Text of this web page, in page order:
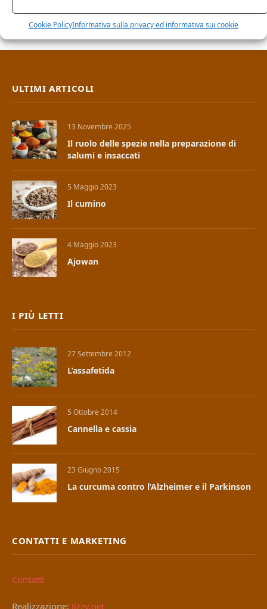
Cookie PolicyInformativa sulla privacy ed informativa sui cookie
ULTIMI ARTICOLI
13 Novembre 2025
Il ruolo delle spezie nella preparazione di
salumi e insaccati
5 Maggio 2023
Il cumino
4 Maggio 2023
Ajowan
I PIÙ LETTI
27 Settembre 2012
L’assafetida
5 Ottobre 2014
Cannella e cassia
23 Giugno 2015
La curcuma contro l’Alzheimer e il Parkinson
CONTATTI E MARKETING
Contatti
Realizzazione: Jizzy.net